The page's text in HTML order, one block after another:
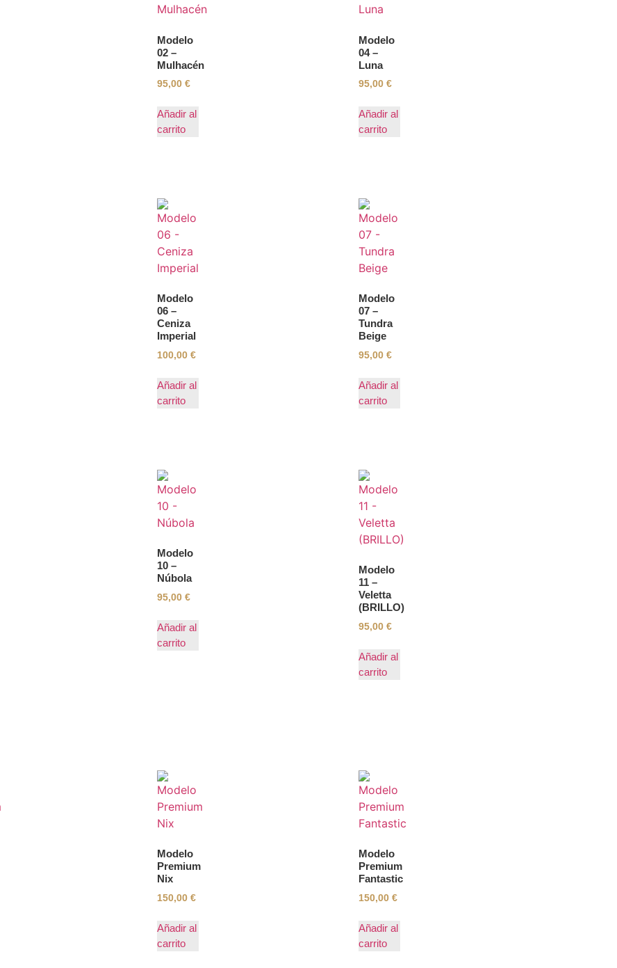
Modelo
02 –
Mulhacén
95,00 €
Añadir al
carrito
Modelo
04 –
Luna
95,00 €
Añadir al
carrito
Modelo
06 –
Ceniza
Imperial
100,00 €
Añadir al
carrito
Modelo
07 –
Tundra
Beige
95,00 €
Añadir al
carrito
Modelo
10 –
Núbola
95,00 €
Añadir al
carrito
Modelo
11 –
Veletta
(BRILLO)
95,00 €
Añadir al
carrito
Modelo
Premium
Nix
150,00 €
Añadir al
carrito
Modelo
Premium
Fantastic
150,00 €
Añadir al
carrito